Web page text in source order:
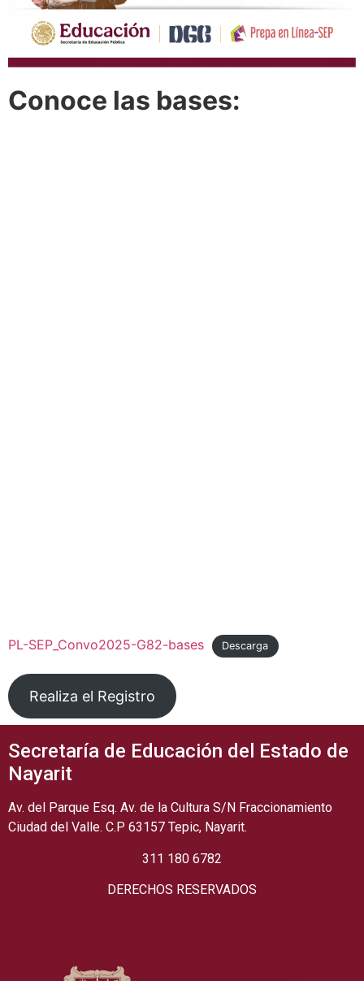
Conoce las bases:
PL-SEP_Convo2025-G82-bases Descarga
Realiza el Registro
Secretaría de Educación del Estado de
Nayarit
Av. del Parque Esq. Av. de la Cultura S/N Fraccionamiento
Ciudad del Valle. C.P 63157 Tepic, Nayarit.
311 180 6782
DERECHOS RESERVADOS